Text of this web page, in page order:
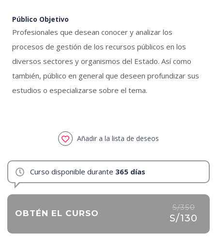
Público Objetivo
Profesionales que desean conocer y analizar los
procesos de gestión de los recursos públicos en los
diversos sectores y organismos del Estado. Así como
también, público en general que deseen profundizar sus
estudios o especializarse sobre el tema.
Añadir a la lista de deseos
Curso disponible durante 365 días
OBTÉN EL CURSO
S/350
S/130